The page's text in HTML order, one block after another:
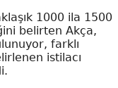
1000 ila 1500
belirten Akça,
farklı
istilacı